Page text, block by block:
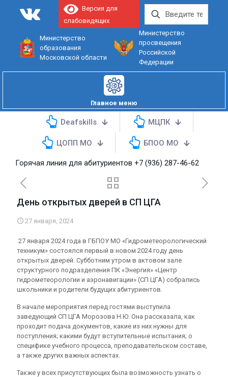
Министерство
образования
Московской области
Министерство
просвещения
Российской
Федерации
Версия для
слабовидящих
Главное меню
Deafskills МЦПК
ЦОПП МО БПОО МО
линия для абитуриентов+7 (936) 287-46-62
День открытых дверей в СП ЦГА
27 января, 2024
27 января 2024 года в ГБПОУ МО «Гидрометеорологический
техникум» состоялся первый в новом 2024 году день
открытых дверей. Субботним утром в актовом зале
структурного подразделения ПК «Энергия» «Центр
гидрометеорологии и аэронавигации» (СП ЦГА) собрались
школьники и родители будущих абитуриентов.
В начале мероприятия перед гостями выступила
заведующий СП ЦГА Морозова Н.Ю. Она рассказала, как
проходит подача документов, какие из них нужны для
поступления; какими будут вступительные испытания; о
специфике учебного процесса, преподавательском составе,
а также других важных аспектах.
Также у всех присутствующих была возможность узнать о